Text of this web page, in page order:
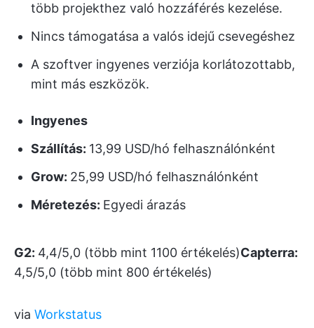
több projekthez való hozzáférés kezelése.
Nincs támogatása a valós idejű csevegéshez
A szoftver ingyenes verziója korlátozottabb,
mint más eszközök.
Ingyenes
Szállítás: 13,99 USD/hó felhasználónként
Grow: 25,99 USD/hó felhasználónként
Méretezés: Egyedi árazás
G2: 4,4/5,0 (több mint 1100 értékelés)Capterra:
4,5/5,0 (több mint 800 értékelés)
via Workstatus